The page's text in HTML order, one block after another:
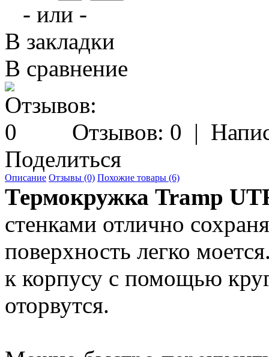
- или -
В закладки
В сравнение
Отзывов: 0 |
Поделиться
Описание Отзывы (0) Похожие товары (6)
Термокружка Tramp
стенками отлично
поверхность легко
к корпусу с помо­щью
оторвутся.